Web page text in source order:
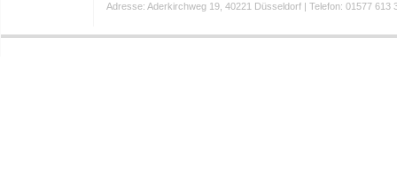
Adresse: Aderkirchweg 19, 40221 Düsseldorf | Telefon: 01577